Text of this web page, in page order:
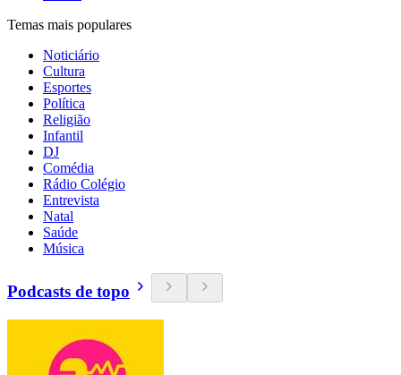
Temas mais populares
Noticiário
Cultura
Esportes
Política
Religião
Infantil
DJ
Comédia
Rádio Colégio
Entrevista
Natal
Saúde
Música
Podcasts de topo